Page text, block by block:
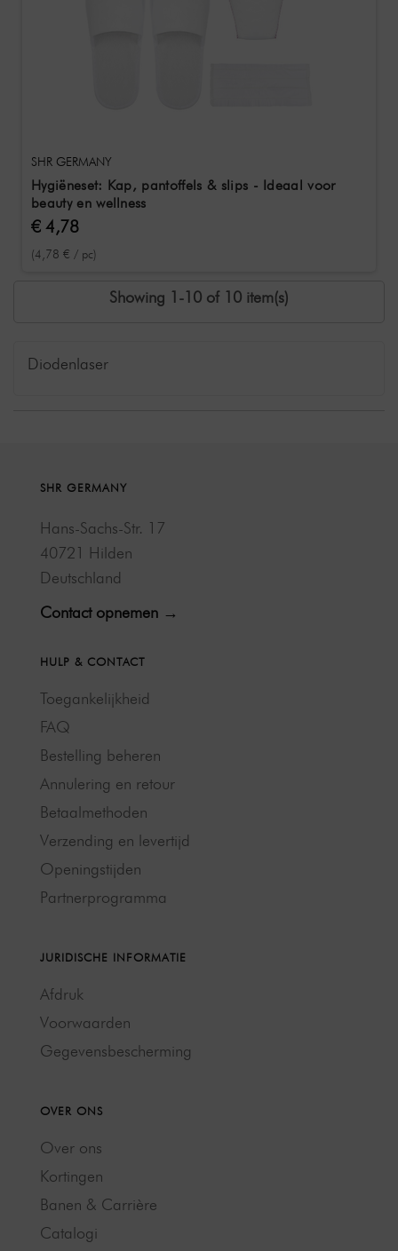
SHR GERMANY
Hygiëneset: Kap, pantoffels & slips - Ideaal voor
beauty en wellness
€ 4,78
(4,78 € / pc)
Showing 1-10 of 10 item(s)
Diodenlaser
SHR GERMANY
Hans-Sachs-Str. 17
40721 Hilden
Deutschland
Contact opnemen →
HULP & CONTACT
Toegankelijkheid
FAQ
Bestelling beheren
Annulering en retour
Betaalmethoden
Verzending en levertijd
Openingstijden
Partnerprogramma
JURIDISCHE INFORMATIE
Afdruk
Voorwaarden
Gegevensbescherming
OVER ONS
Over ons
Kortingen
Banen & Carrière
Catalogi